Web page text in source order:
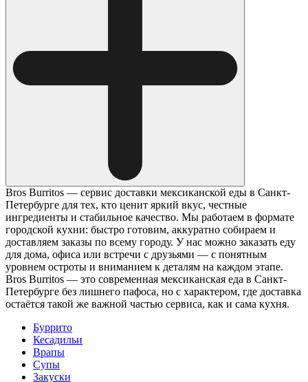
Bros Burritos — сервис доставки мексиканской еды в Санкт-
Петербурге для тех, кто ценит яркий вкус, честные
ингредиенты и стабильное качество. Мы работаем в формате
городской кухни: быстро готовим, аккуратно собираем и
доставляем заказы по всему городу. У нас можно заказать еду
для дома, офиса или встречи с друзьями — с понятным
уровнем остроты и вниманием к деталям на каждом этапе.
Bros Burritos — это современная мексиканская еда в Санкт-
Петербурге без лишнего пафоса, но с характером, где доставка
остаётся такой же важной частью сервиса, как и сама кухня.
Буррито
Кесадильи
Врапы
Супы
Закуски